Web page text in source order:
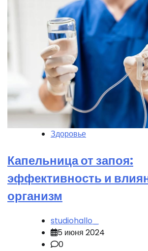
Здоровье
Капельница от запоя:
эффективность и
организм
studiohallo_
5 июня 2024
0